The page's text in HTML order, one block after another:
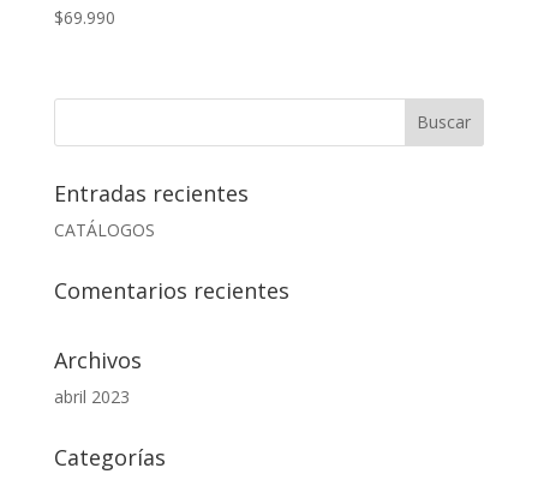
$69.990
Entradas recientes
CATÁLOGOS
Comentarios recientes
Archivos
abril 2023
Categorías